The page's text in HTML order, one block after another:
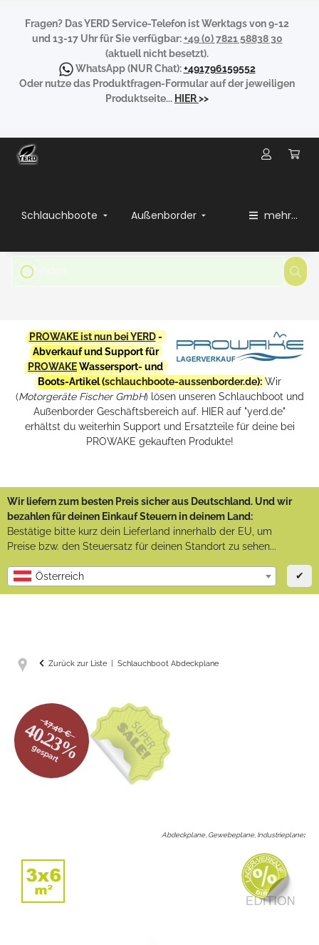
Fragen? Das YERD Service-Telefon ist Werktags von 9-12
und 13-17 Uhr für Sie verfügbar:+49 (0) 7821 58838 30
(aktuell nicht besetzt).
WhatsApp(NUR Chat):+491796159552
Oder nutze das Produktfragen-Formular auf der jeweiligen
Produktseite... HIER>>
Schlauchboote Außenborder mehr...
PROWAKE ist nun bei YERD-
Abverkauf und Support für
PROWAKEWassersport- und
Boots-Artikel (schlauchboote-aussenborder.de): Wir
(Motorgeräte Fischer GmbH) lösen unseren Schlauchboot und
Außenborder Geschäftsbereich auf. HIER auf "yerd.de"
erhältst du weiterhin Support und Ersatzteile für deine bei
PROWAKE gekauften Produkte!
Wir liefern zum besten Preis sicher aus Deutschland. Und wir
bezahlen für deinen Einkauf Steuern in deinem Land:
Bestätige bitte kurz dein Lieferland innerhalb der EU, um
Preise bzw. den Steuersatz für deinen Standort zu sehen...
Österreich ✔
Zurück zur Liste Schlauchboot Abdeckplane
17.40 €
40.23%
gespart
Abdeckplane, Gewebeplane, Industrieplane: